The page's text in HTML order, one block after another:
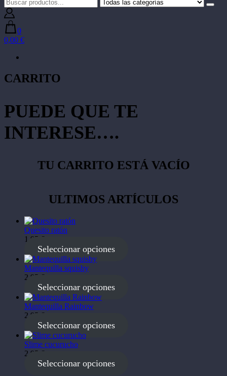
0
0,00 €
CARRITO
PUEDE QUE TE
INTERESE….
TU CARRITO ESTÁ VACÍO
ULTIMOS ARTÍCULOS
Quesito ratón
1,95 €
Seleccionar opciones
Mantequilla squishy
2,95 €
Seleccionar opciones
Mantequilla Rainbow
2,95 €
Seleccionar opciones
Slime cucurucho
2,95 €
Seleccionar opciones